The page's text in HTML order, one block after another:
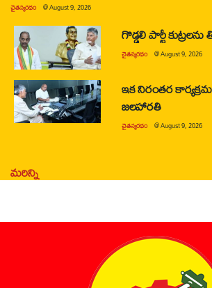
చైతన్యరధం @August 9, 2026
గొడ్డలి పార్టీ
చైతన్యరధం @August 9, 2026
ఇక నిరంతర
జలహారతి
చైతన్యరధం @August 9, 2026
మరిన్ని